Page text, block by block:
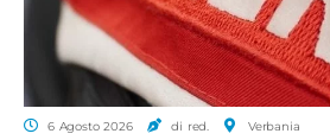
6 Agosto 2026 di red. Verbania